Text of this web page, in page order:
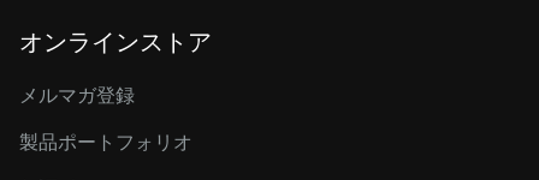
オンラインストア
メルマガ登録
製品ポートフォリオ